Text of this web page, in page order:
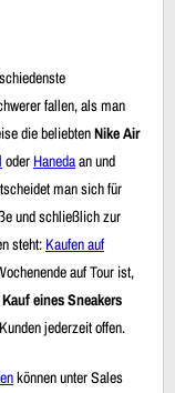
fallen, als man
die beliebtenNike Air
oder Hanedaan und
man sich für
und schließlich zur
steht: Kaufen auf
auf Tour ist,
eines Sneakers
jederzeit offen.
können unter Sales